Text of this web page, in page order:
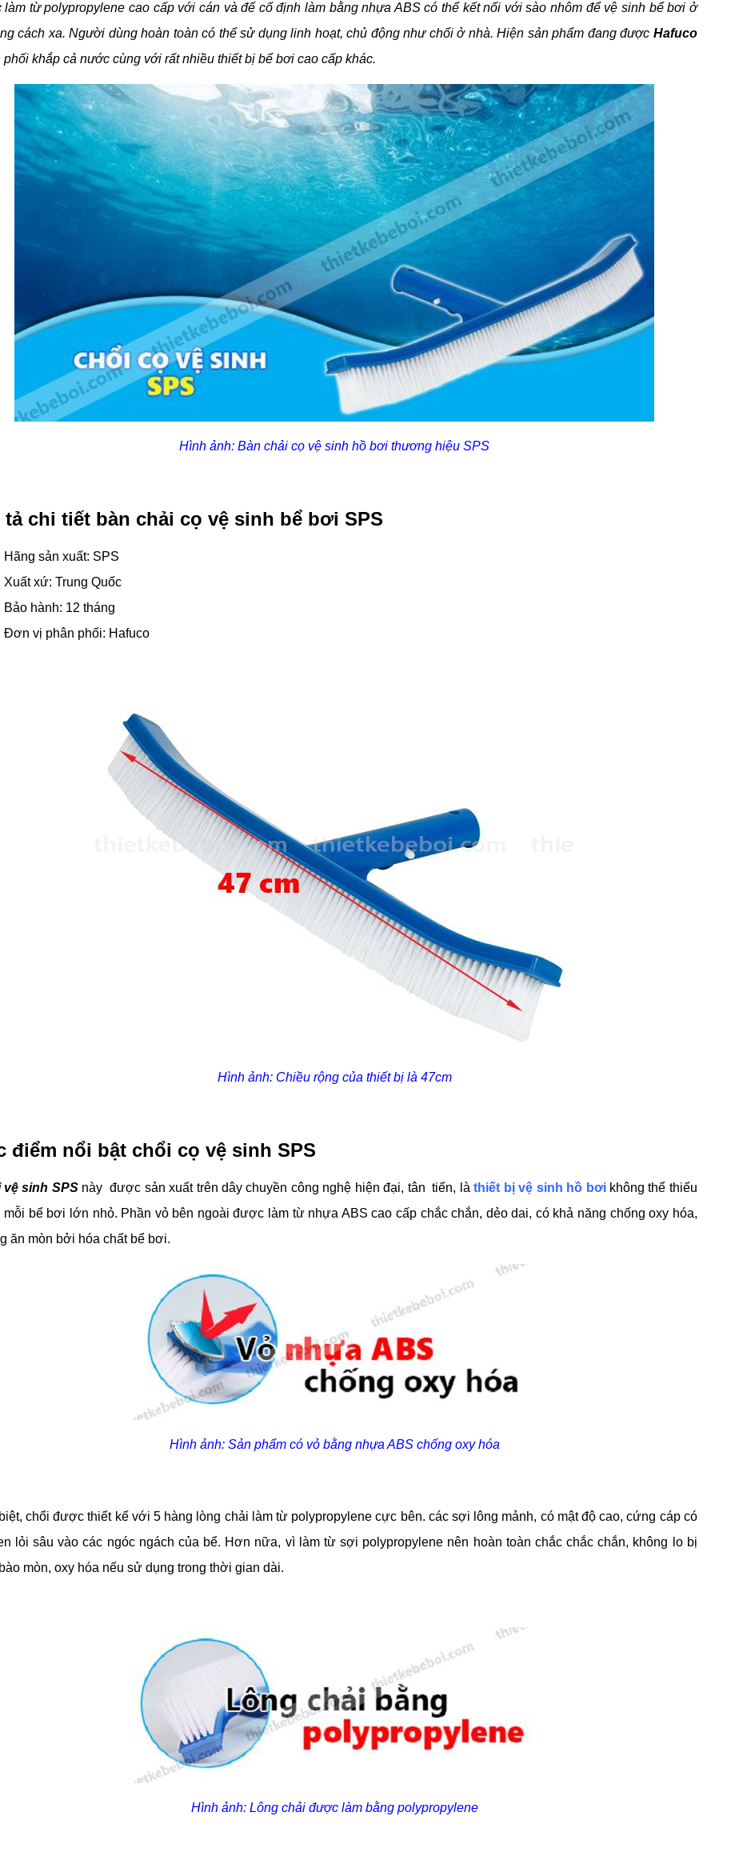
làm từ polypropylene cao cấp với cán và đế cố định làm bằng nhựa ABS có thể kết nối với sào nhôm để vệ sinh bể bơi ở
cách xa. Người dùng hoàn toàn có thể sử dụng linh hoạt, chủ động như chổi ở nhà. Hiện sản phẩm đang được Hafuco
phối khắp cả nước cùng với rất nhiều thiết bị bể bơi cao cấp khác.
Hình ảnh: Bàn chải cọ vệ sinh hồ bơi thương hiệu SPS
tả chi tiết bàn chải cọ vệ sinh bể bơi SPS
Hãng sản xuất: SPS
Xuất xứ: Trung Quốc
Bảo hành: 12 tháng
Đơn vị phân phối: Hafuco
Hình ảnh: Chiều rộng của thiết bị là 47cm
điểm nổi bật chổi cọ vệ sinh SPS
vệ sinh SPS này được sản xuất trên dây chuyền công nghệ hiện đại, tân tiến, làthiết bị vệ sinh hồ bơikhông thể thiếu
mỗi bể bơi lớn nhỏ. Phần vỏ bên ngoài được làm từ nhựa ABS cao cấp chắc chắn, dẻo dai, có khả năng chống oxy hóa,
ăn mòn bởi hóa chất bể bơi.
Hình ảnh: Sản phẩm có vỏ bằng nhựa ABS chống oxy hóa
chổi được thiết kế với 5 hàng lòng chải làm từ polypropylene cực bên. các sợi lông mảnh, có mật độ cao, cứng cáp có
lỏi sâu vào các ngóc ngách của bể. Hơn nữa, vì làm từ sợi polypropylene nên hoàn toàn chắc chắc chắn, không lo bị
mòn, oxy hóa nếu sử dụng trong thời gian dài.
Hình ảnh: Lông chải được làm bằng polypropylene